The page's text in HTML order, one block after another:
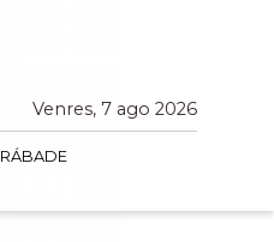
Venres, 7 ago 2026
RÁBADE